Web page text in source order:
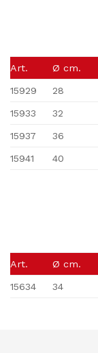
Art. Ø cm.
15929 28
15933 32
15937 36
15941 40
Art. Ø cm.
15634 34